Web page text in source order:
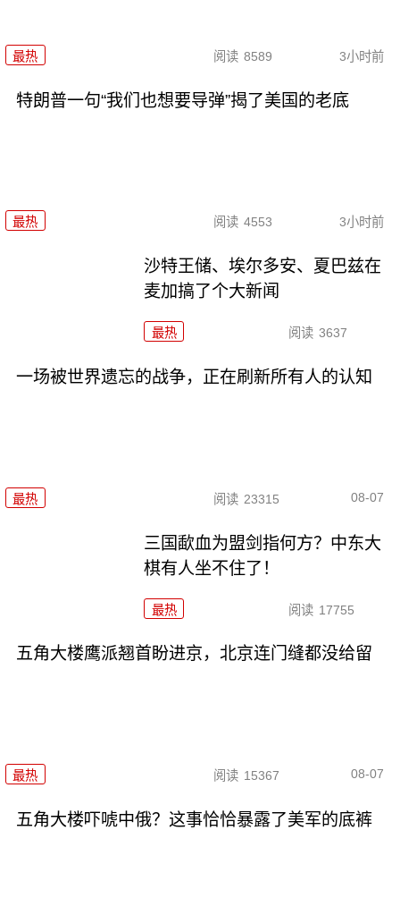
最热 阅读 8589 3小时前
特朗普一句“我们也想要导弹”揭了美国的老底
最热 阅读 4553 3小时前
沙特王储、埃尔多安、夏巴兹在
麦加搞了个大新闻
最热 阅读 3637
一场被世界遗忘的战争，正在刷新所有人的认知
最热 阅读 23315 08-07
三国歃血为盟剑指何方？中东大
棋有人坐不住了！
最热 阅读 17755
五角大楼鹰派翘首盼进京，北京连门缝都没给留
最热 阅读 15367 08-07
五角大楼吓唬中俄？这事恰恰暴露了美军的底裤